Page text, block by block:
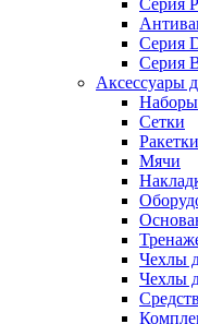
Серия
Серия
Серия
Аксессуары
Наборы
Сетки
Ракетки
Мячи
Чехлы
Чехлы